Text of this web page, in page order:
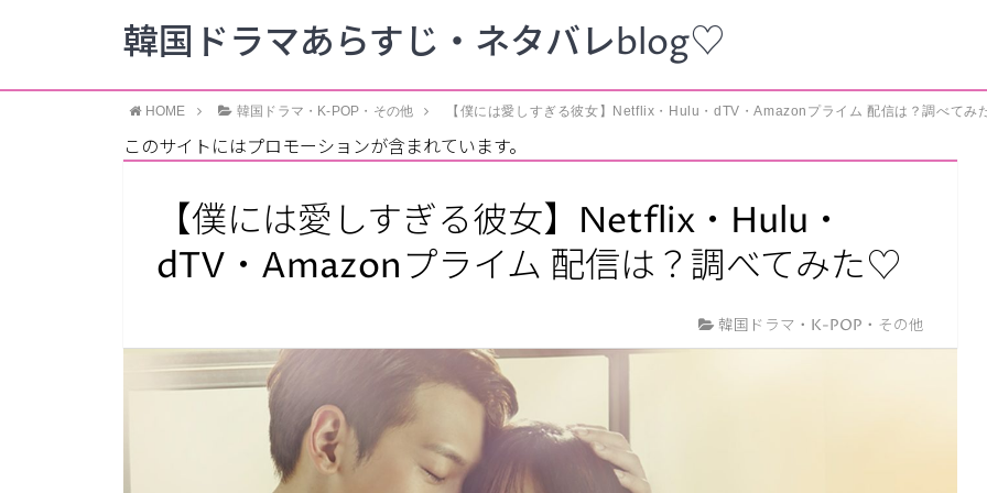
韓国ドラマあらすじ・ネタバレblog♡
HOME 韓国ドラマ・K-POP・その他 【僕には愛しすぎる彼女】Netflix・Hulu・dTV・Amazonプライム 配信は？調べてみ
このサイトにはプロモーションが含まれています。
【僕には愛しすぎる彼女】Netflix・Hulu・
dTV・Amazonプライム 配信は？調べてみた♡
韓国ドラマ・K-POP・その他